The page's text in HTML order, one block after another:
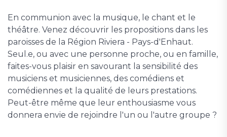
En communion avec la musique, le chant et le
théâtre. Venez découvrir les propositions dans les
paroisses de la Région Riviera - Pays-d'Enhaut.
Seul.e, ou avec une personne proche, ou en famille,
faites-vous plaisir en savourant la sensibilité des
musiciens et musiciennes, des comédiens et
comédiennes et la qualité de leurs prestations.
Peut-être même que leur enthousiasme vous
donnera envie de rejoindre l'un ou l'autre groupe ?